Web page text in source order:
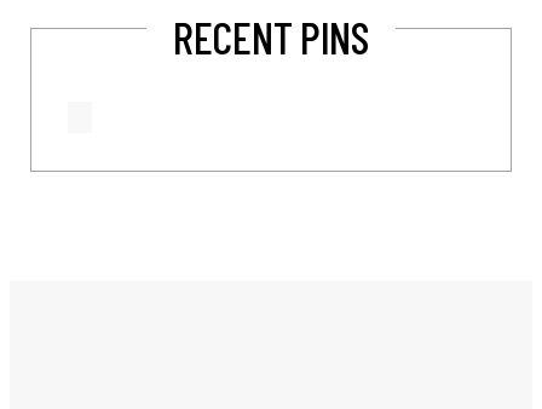
RECENT PINS